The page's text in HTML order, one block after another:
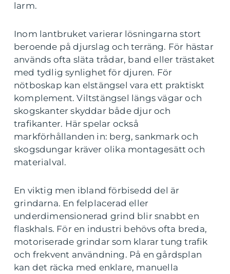
larm.
Inom lantbruket varierar lösningarna stort
beroende på djurslag och terräng. För hästar
används ofta släta trådar, band eller trästaket
med tydlig synlighet för djuren. För
nötboskap kan elstängsel vara ett praktiskt
komplement. Viltstängsel längs vägar och
skogskanter skyddar både djur och
trafikanter. Här spelar också
markförhållanden in: berg, sankmark och
skogsdungar kräver olika montagesätt och
materialval.
En viktig men ibland förbisedd del är
grindarna. En felplacerad eller
underdimensionerad grind blir snabbt en
flaskhals. För en industri behövs ofta breda,
motoriserade grindar som klarar tung trafik
och frekvent användning. På en gårdsplan
kan det räcka med enklare, manuella